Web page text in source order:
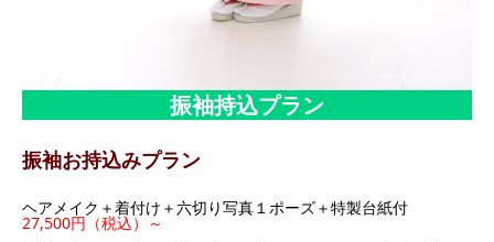
振袖持込プラン
振袖お持込みプラン
ヘアメイク＋着付け＋六切り写真１ポーズ＋特製台紙付
27,500円 （税込）～